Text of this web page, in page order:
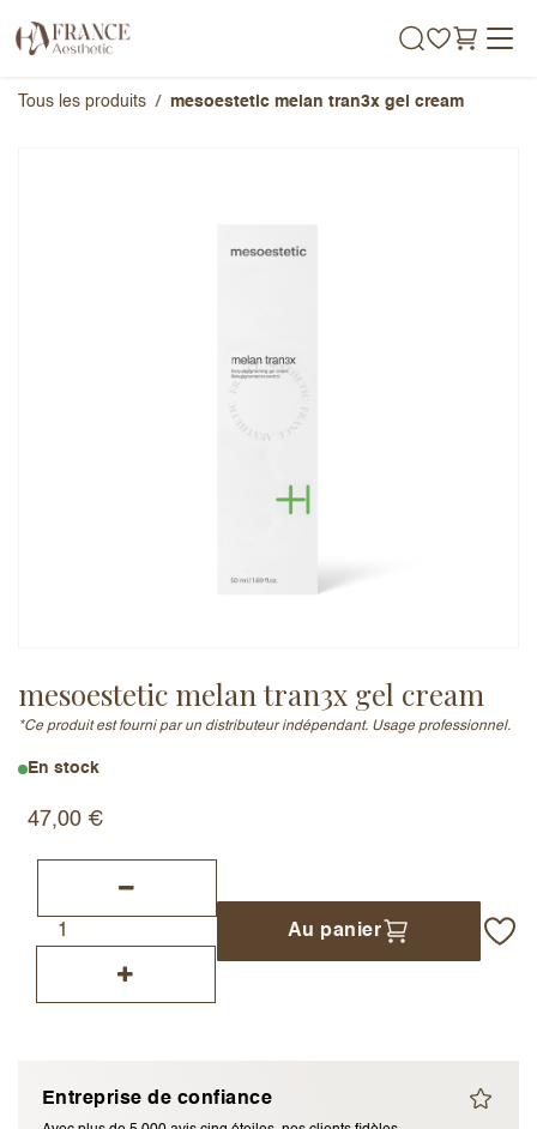
Tous les produits mesoestetic melan tran3x gel cream
mesoestetic melan tran3x gel cream
*Ce produit est fourni par un distributeur indépendant. Usage professionnel.
En stock
47,00 €
Au panier
Entreprise de confiance
Ajouter un avis
J’accepte les termes et conditions